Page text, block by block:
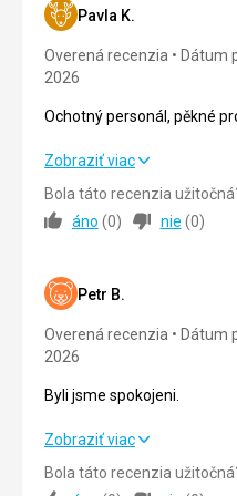
Pavla K.
Overená recenzia Dátum
2026
Ochotný personál, pěkné
Ochotný personál, pěkné
Strava
Okolie
Služby
Pláž
Pláž je písečná s
Zobraziť viac
Bola táto recenzia
áno (0) nie (0)
Petr B.
Overená recenzia Dátum
2026
Byli jsme spokojeni.
Byli jsme spokojeni.
Strava
Zobraziť viac
Bola táto recenzia